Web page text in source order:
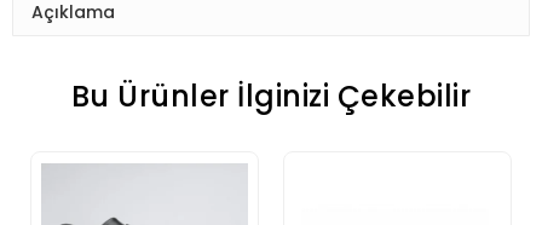
Açıklama
Bu Ürünler İlginizi Çekebilir